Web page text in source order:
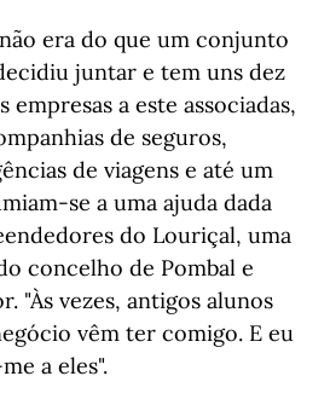
era do que um conjunto
juntar e tem uns dez
empresas a este associadas,
de seguros,
de viagens e até um
se a uma ajuda dada
do Louriçal, uma
concelho de Pombal e
"Às vezes, antigos alunos
vêm ter comigo. E eu
a eles".